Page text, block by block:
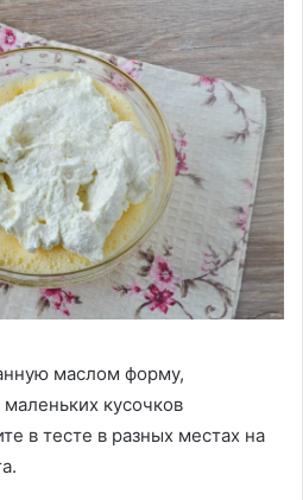
маслом форму,
кусочков
в тесте в разных местах на